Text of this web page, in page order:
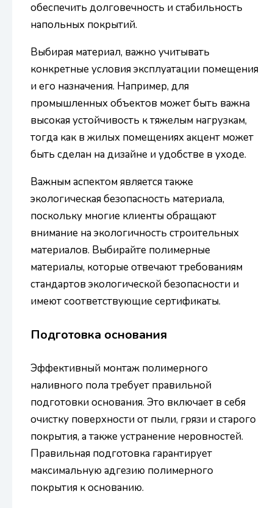
обеспечить долговечность и стабильность
напольных покрытий.
Выбирая материал, важно учитывать
конкретные условия эксплуатации помещения
и его назначения. Например, для
промышленных объектов может быть важна
высокая устойчивость к тяжелым нагрузкам,
тогда как в жилых помещениях акцент может
быть сделан на дизайне и удобстве в уходе.
Важным аспектом является также
экологическая безопасность материала,
поскольку многие клиенты обращают
внимание на экологичность строительных
материалов. Выбирайте полимерные
материалы, которые отвечают требованиям
стандартов экологической безопасности и
имеют соответствующие сертификаты.
Подготовка основания
Эффективный монтаж полимерного
наливного пола требует правильной
подготовки основания. Это включает в себя
очистку поверхности от пыли, грязи и старого
покрытия, а также устранение неровностей.
Правильная подготовка гарантирует
максимальную адгезию полимерного
покрытия к основанию.